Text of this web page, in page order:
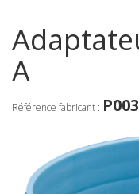
A
Référence fabricant :